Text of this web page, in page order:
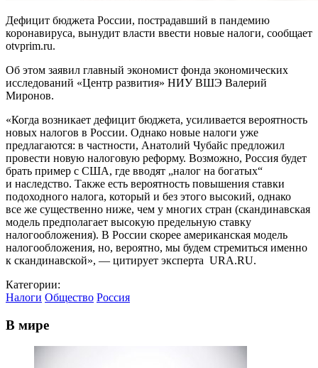
Дефицит бюджета России, пострадавший в пандемию
коронавируса, вынудит власти ввести новые налоги, сообщает
otvprim.ru.
Об этом заявил главный экономист фонда экономических
исследований «Центр развития» НИУ ВШЭ Валерий
Миронов.
«Когда возникает дефицит бюджета, усиливается вероятность
новых налогов в России. Однако новые налоги уже
предлагаются: в частности, Анатолий Чубайс предложил
провести новую налоговую реформу. Возможно, Россия будет
брать пример с США, где вводят „налог на богатых“
и наследство. Также есть вероятность повышения ставки
подоходного налога, который и без этого высокий, однако
все же существенно ниже, чем у многих стран (скандинавская
модель предполагает высокую предельную ставку
налогообложения). В России скорее американская модель
налогообложения, но, вероятно, мы будем стремиться именно
к скандинавской», — цитирует эксперта URA.RU.
Категории:
Налоги Общество Россия
В мире